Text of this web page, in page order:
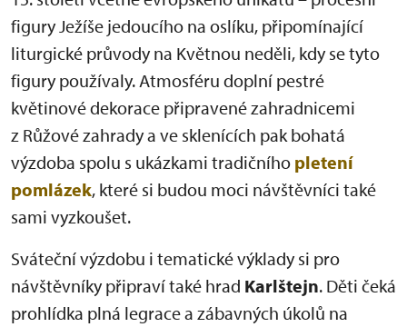
figury Ježíše jedoucího na oslíku, připomínající
liturgické průvody na Květnou neděli, kdy se tyto
figury používaly. Atmosféru doplní pestré
květinové dekorace připravené zahradnicemi
z Růžové zahrady a ve sklenících pak bohatá
výzdoba spolu s ukázkami tradičního pletení
pomlázek, které si budou moci návštěvníci také
sami vyzkoušet.
Sváteční výzdobu i tematické výklady si pro
návštěvníky připraví také hrad Karlštejn. Děti čeká
prohlídka plná legrace a zábavných úkolů na